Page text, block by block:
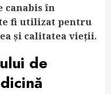
în
fi utilizat pentru
și calitatea vieții.
de